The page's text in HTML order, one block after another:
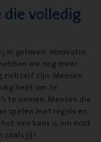
volledig
in geloven: innovatie,
we nog meer
zijn. Mensen
hebt om te
te nemen. Mensen die
spelen met regels en
een kans is om écht
zoals jij?